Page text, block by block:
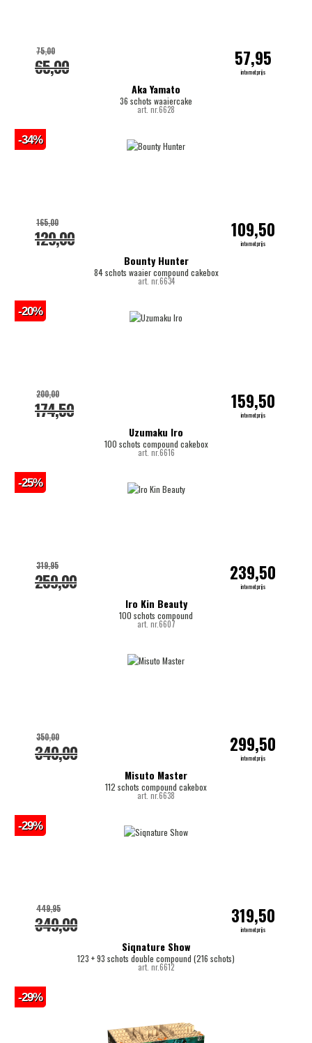
Aka Yamato
36 schots waaiercake
art. nr.6628
65,00
75,00 57,95
internetprijs
Bounty Hunter
84 schots waaier compound cakebox
art. nr.6634
129,00
165,00 109,50
internetprijs
-34%
Uzumaku Iro
100 schots compound cakebox
art. nr.6616
174,50
200,00 159,50
internetprijs
-20%
Iro Kin Beauty
100 schots compound
art. nr.6607
259,00
319,95 239,50
internetprijs
-25%
Misuto Master
112 schots compound cakebox
art. nr.6638
340,00
350,00 299,50
internetprijs
Siqnature Show
123 + 93 schots double compound (216 schots)
art. nr.6612
349,00
449,95 319,50
internetprijs
-29%
-29%